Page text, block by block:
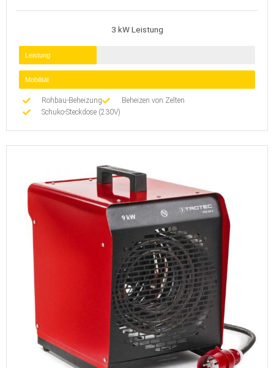
3 kW Leistung
Leistung
Mobilität
Rohbau-Beheizung
Beheizen von Zelten
Schuko-Steckdose (230V)